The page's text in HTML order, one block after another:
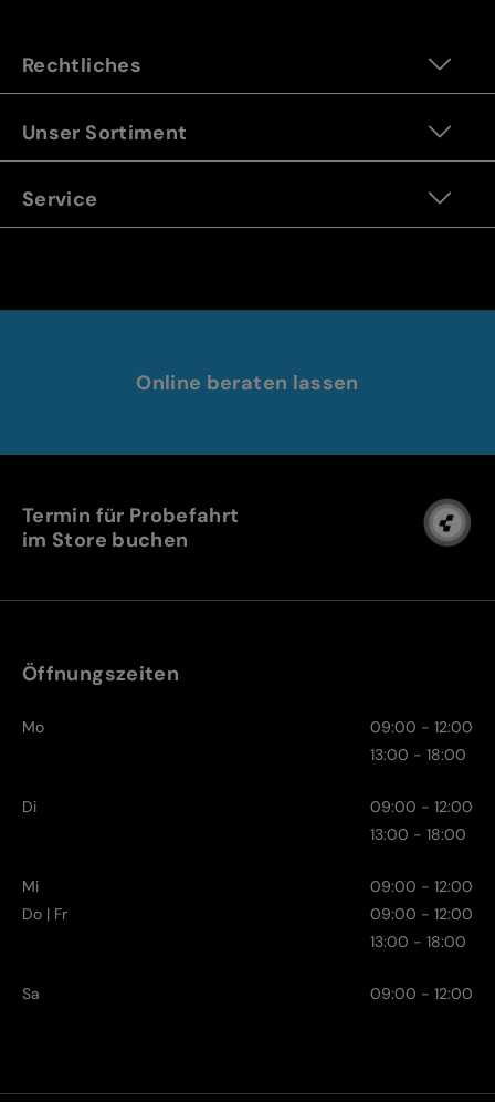
Rechtliches
Unser Sortiment
Service
Online beraten lassen
Termin für Probefahrt
im Store buchen
Öffnungszeiten
Mo
09:00 - 12:00
13:00 - 18:00
Di
09:00 - 12:00
13:00 - 18:00
Mi
09:00 - 12:00
Do | Fr
09:00 - 12:00
13:00 - 18:00
Sa 09:00 - 12:00